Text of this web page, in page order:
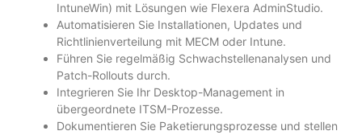
IntuneWin) mit Lösungen wie Flexera AdminStudio.
Automatisieren Sie Installationen, Updates und
Richtlinienverteilung mit MECM oder Intune.
Führen Sie regelmäßig Schwachstellenanalysen und
Patch-Rollouts durch.
Integrieren Sie Ihr Desktop-Management in
übergeordnete ITSM-Prozesse.
Dokumentieren Sie Paketierungsprozesse und stellen